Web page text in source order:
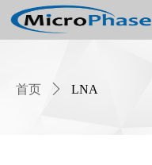
首页 ꄲ LNA